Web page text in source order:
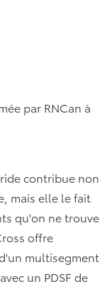
par RNCan à
contribue non
mais elle le fait
qu'on ne trouve
offre
multisegment
un PDSF de